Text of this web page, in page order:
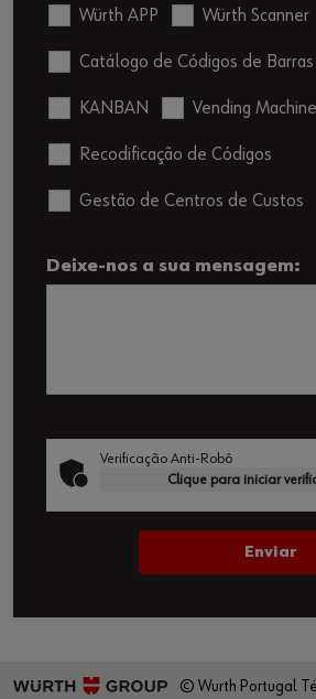
Würth APP Würth Scanner
Catálogo de Códigos de Barras
KANBAN Vending
Recodificação de Códigos
Gestão de Centros de Custos
Deixe-nos a sua mensagem:
Verificação Anti-Robô
Clique para iniciar
© Wurth Portugal